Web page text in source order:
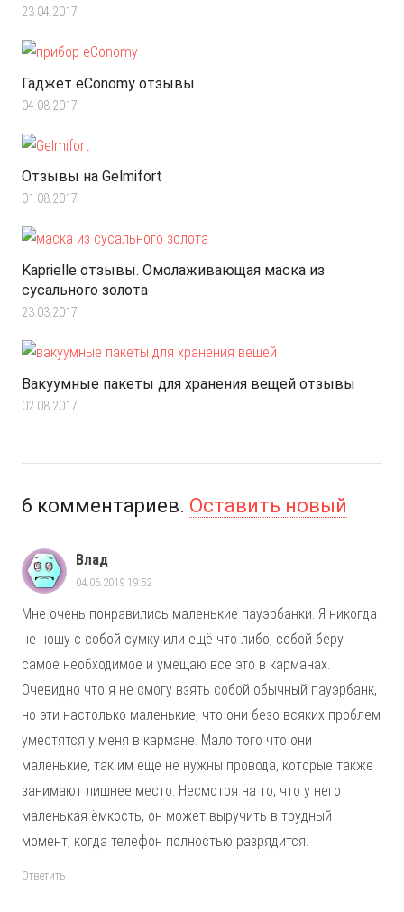
23.04.2017
Гаджет eConomy отзывы
04.08.2017
Отзывы на Gelmifort
01.08.2017
Kaprielle отзывы. Омолаживающая маска из
сусального золота
23.03.2017
Вакуумные пакеты для хранения вещей отзывы
02.08.2017
6 комментариев. Оставить новый
Влад
04.06.2019 19:52
Мне очень понравились маленькие пауэрбанки. Я никогда
не ношу с собой сумку или ещё что либо, собой беру
самое необходимое и умещаю всё это в карманах.
Очевидно что я не смогу взять собой обычный пауэрбанк,
но эти настолько маленькие, что они безо всяких проблем
уместятся у меня в кармане. Мало того что они
маленькие, так им ещё не нужны провода, которые также
занимают лишнее место. Несмотря на то, что у него
маленькая ёмкость, он может выручить в трудный
момент, когда телефон полностью разрядится.
Ответить